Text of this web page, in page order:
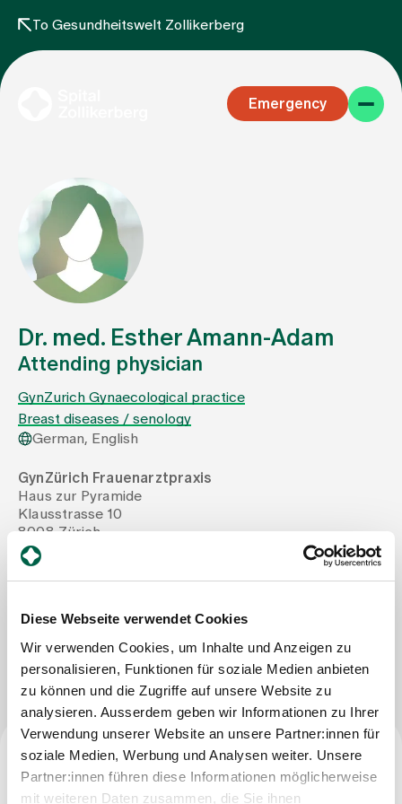
Diese Webseite verwendet Cookies
Wir verwenden Cookies, um Inhalte und Anzeigen zu
personalisieren, Funktionen für soziale Medien anbieten
zu können und die Zugriffe auf unsere Website zu
analysieren. Ausserdem geben wir Informationen zu Ihrer
Verwendung unserer Website an unsere Partner:innen für
soziale Medien, Werbung und Analysen weiter. Unsere
Partner:innen führen diese Informationen möglicherweise
mit weiteren Daten zusammen, die Sie ihnen
To Gesundheitswelt Zollikerberg
Emergency
Specialist areas
Stay
Team
Assigning
Events
About us
Latest news
Jobs & Career
Contact us
Baby gallery
Blog
Dr. med. Esther Amann-Adam
Attending physician
GynZurich Gynaecological practice
Breast diseases / senology
German, English
GynZürich Frauenarztpraxis
Haus zur Pyramide
Klausstrasse 10
8008 Zürich
Tel
Write Message
Specialist title